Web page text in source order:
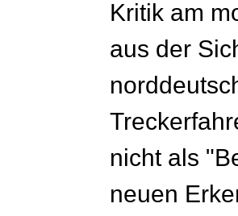
Kritik am
aus der
nicht als
neuen